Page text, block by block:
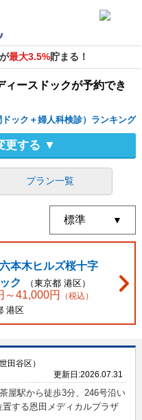
が最大3.5%貯まる！
ィースドックが予約でき
ック＋婦人科検診）ランキング
更する ▼
プラン一覧
六本木ヒルズ桜十字
ク
（東京都 港区）
～41,000円 （税込）
港区
田谷区）
更新日:2026.07.31
茶屋駅から徒歩3分、246号沿い
置する恩田メディカルプラザ